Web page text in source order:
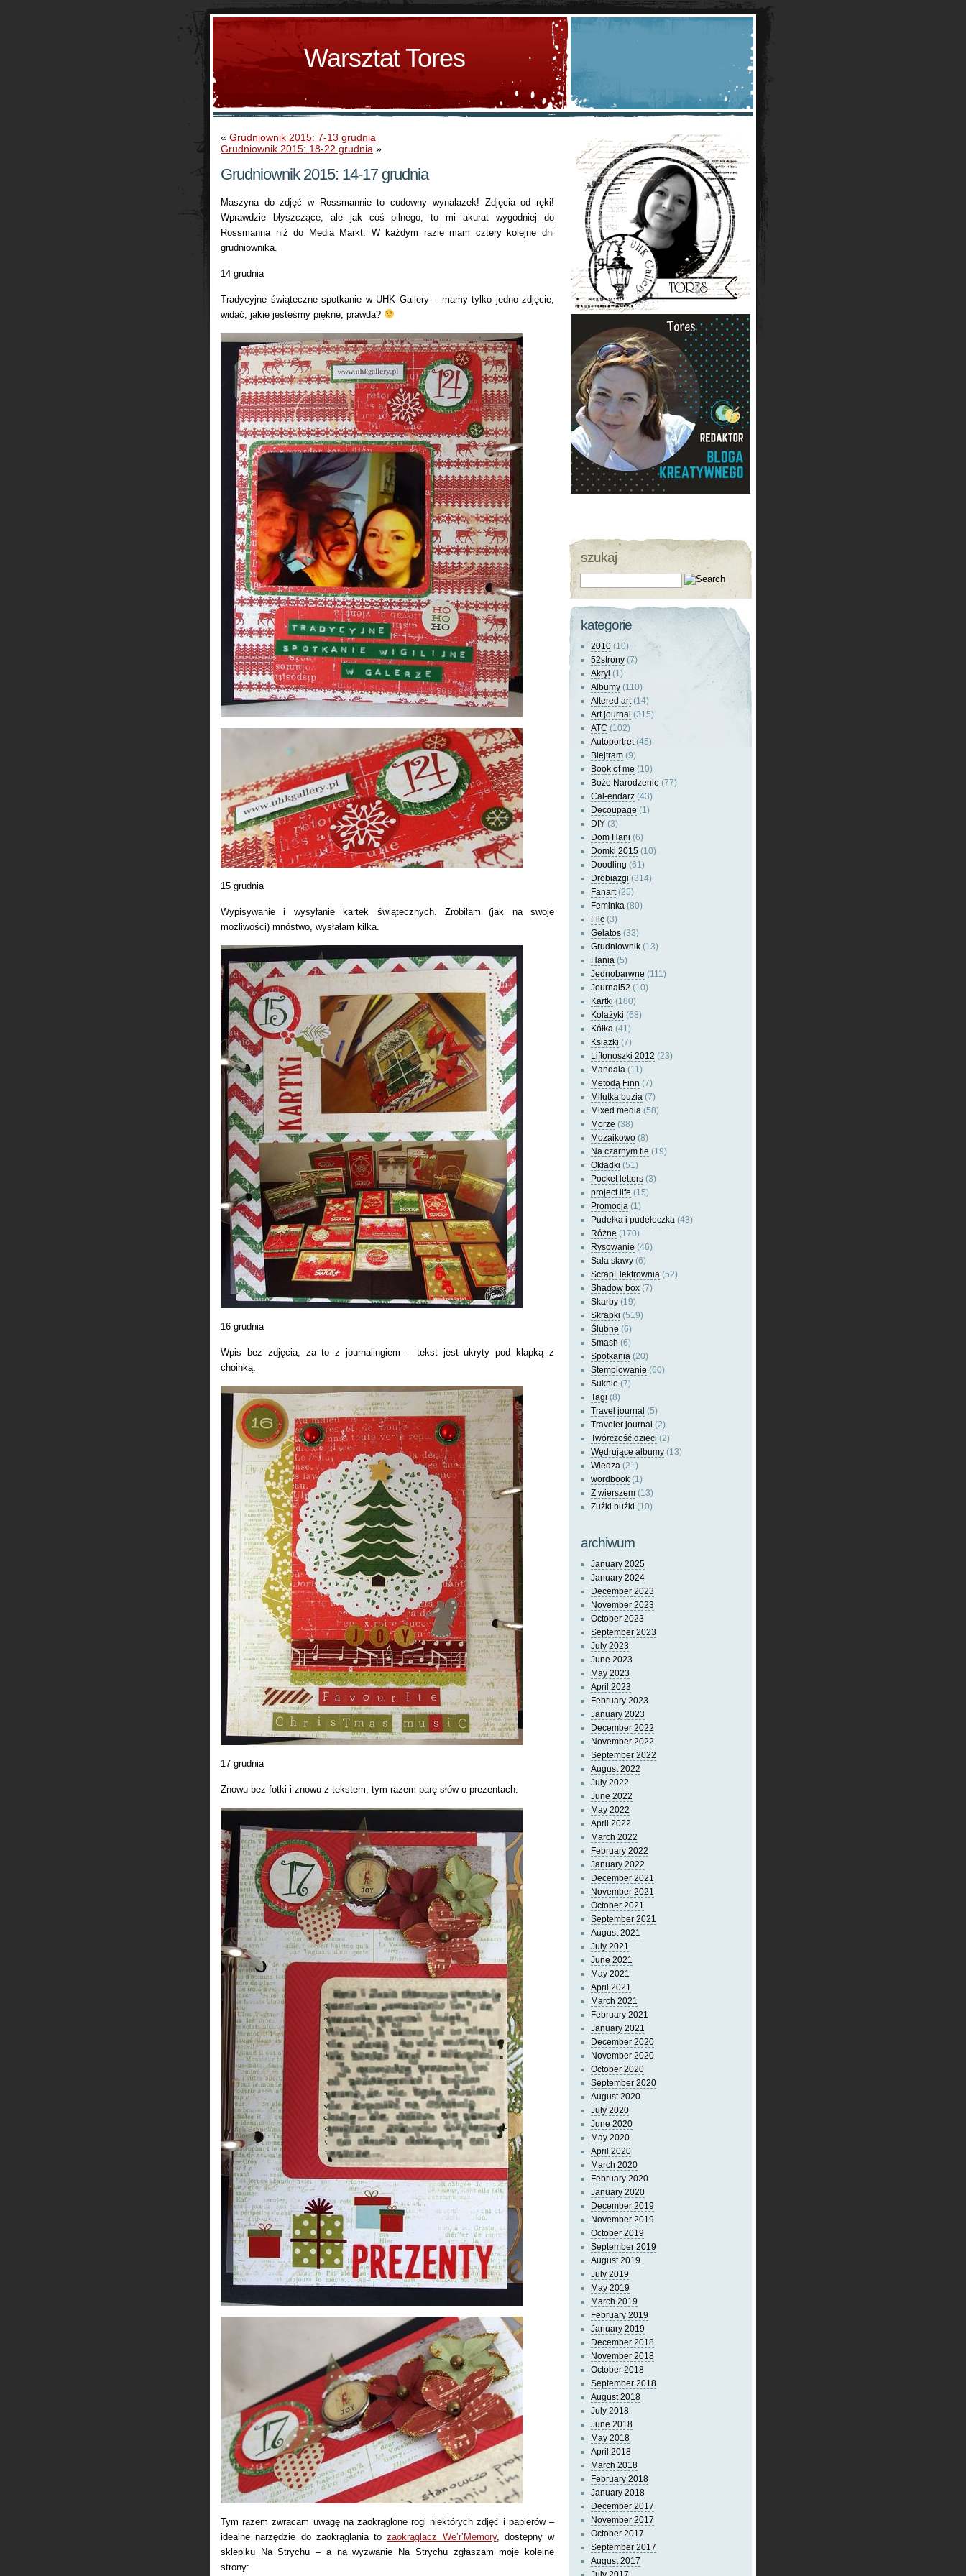
Warsztat Tores
« Grudniownik 2015: 7-13 grudnia
Grudniownik 2015: 18-22 grudnia »
Grudniownik 2015: 14-17 grudnia
Maszyna do zdjęć w Rossmannie to cudowny wynalazek! Zdjęcia od ręki!
Wprawdzie błyszczące, ale jak coś pilnego, to mi akurat wygodniej do
Rossmanna niż do Media Markt. W każdym razie mam cztery kolejne dni
grudniownika.
14 grudnia
Tradycyjne świąteczne spotkanie w UHK Gallery – mamy tylko jedno zdjęcie,
widać, jakie jesteśmy piękne, prawda?
15 grudnia
Wypisywanie i wysyłanie kartek świątecznych. Zrobiłam (jak na swoje
możliwości) mnóstwo, wysłałam kilka.
16 grudnia
Wpis bez zdjęcia, za to z journalingiem – tekst jest ukryty pod klapką z
choinką.
17 grudnia
Znowu bez fotki i znowu z tekstem, tym razem parę słów o prezentach.
Tym razem zwracam uwagę na zaokrąglone rogi niektórych zdjęć i papierów –
idealne narzędzie do zaokrąglania tozaokrąglacz We’r’Memory, dostępny w
sklepiku Na Strychu – a na wyzwanie Na Strychu zgłaszam moje kolejne
strony:
szukaj
kategorie
2010 (10)
52strony (7)
Akryl (1)
Albumy (110)
Altered art(14)
Art journal (315)
ATC (102)
Autoportret(45)
Blejtram (9)
Book of me (10)
Boże Narodzenie (77)
Cal-endarz (43)
Decoupage (1)
DIY (3)
Dom Hani (6)
Domki 2015 (10)
Doodling (61)
Drobiazgi (314)
Fanart(25)
Feminka (80)
Filc (3)
Gelatos (33)
Grudniownik (13)
Hania (5)
Jednobarwne (111)
Journal52 (10)
Kartki (180)
Kolażyki (68)
Kółka (41)
Książki (7)
Liftonoszki 2012 (23)
Mandala (11)
Metodą Finn (7)
Milutka buzia (7)
Mixed media (58)
Morze (38)
Mozaikowo (8)
Na czarnym tle (19)
Okładki (51)
Pocket letters (3)
project life (15)
Promocja (1)
Pudełka i pudełeczka (43)
Różne (170)
Rysowanie (46)
Sala sławy (6)
ScrapElektrownia (52)
Shadow box (7)
Skarby (19)
Skrapki (519)
Ślubne (6)
Smash (6)
Spotkania (20)
Stemplowanie (60)
Suknie (7)
Tagi (8)
Travel journal (5)
Traveler journal (2)
Twórczość dzieci (2)
Wędrujące albumy (13)
Wiedza (21)
wordbook (1)
Z wierszem (13)
Zuźki buźki (10)
archiwum
January 2025
January 2024
December 2023
November 2023
October 2023
September 2023
July 2023
June 2023
May 2023
April 2023
February 2023
January 2023
December 2022
November 2022
September 2022
August 2022
July 2022
June 2022
May 2022
April 2022
March 2022
February 2022
January 2022
December 2021
November 2021
October 2021
September 2021
August 2021
July 2021
June 2021
May 2021
April 2021
March 2021
February 2021
January 2021
December 2020
November 2020
October 2020
September 2020
August 2020
July 2020
June 2020
May 2020
April 2020
March 2020
February 2020
January 2020
December 2019
November 2019
October 2019
September 2019
August 2019
July 2019
May 2019
March 2019
February 2019
January 2019
December 2018
November 2018
October 2018
September 2018
August 2018
July 2018
June 2018
May 2018
April 2018
March 2018
February 2018
January 2018
December 2017
November 2017
October 2017
September 2017
August 2017